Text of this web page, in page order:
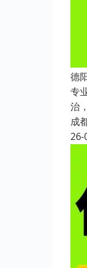
德
专
治
成
26-